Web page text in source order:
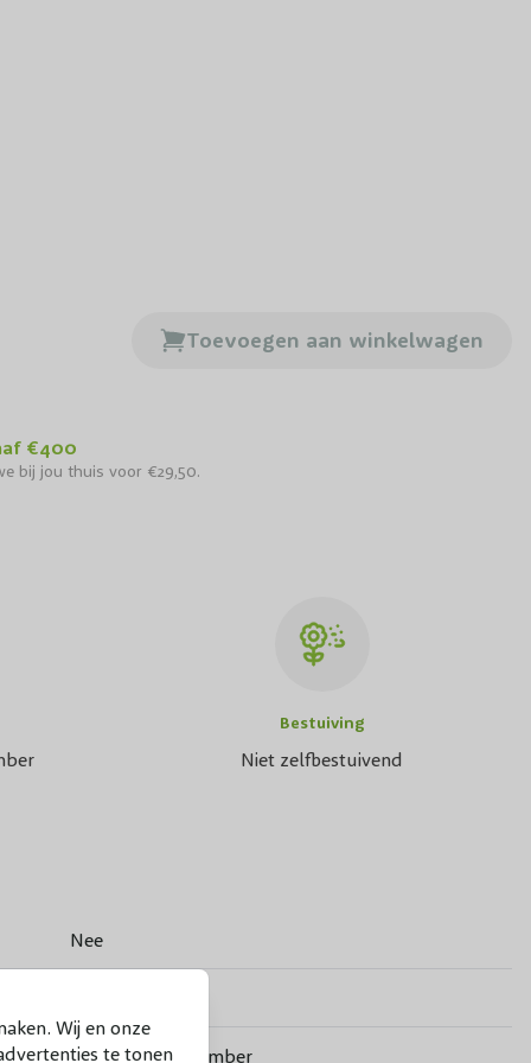
Wij en onze
te tonen
Toevoegen aan winkelwagen
€400
bij jou thuis voor €29,50.
Bestuiving
Niet zelfbestuivend
Nee
November, December